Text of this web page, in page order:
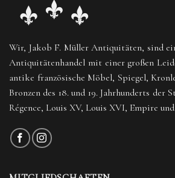
Wir, Jakob F. Müller Antiquitäten, sind
Antiquitätenhandel mit einer großen
antike französische Möbel, Spiegel,
Bronzen des 18. und 19. Jahrhunderts der
Régence, Louis XV, Louis XVI, Empire